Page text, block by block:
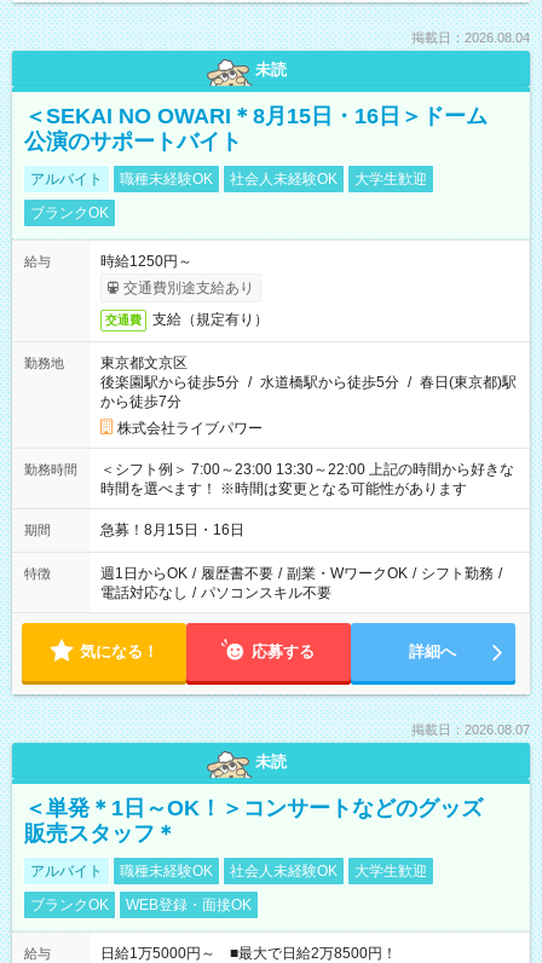
掲載日：2026.08.04
未読
＜SEKAI NO OWARI＊8月15日・16日＞ドーム
公演のサポートバイト
アルバイト 職種未経験OK 社会人未経験OK
大学生歓迎
ブランクOK
給与
時給1250円～
交通費別途支給あり
交通費 支給（規定有り）
勤務地
東京都文京区
後楽園駅から徒歩5分 / 水道橋駅から徒歩5分 / 春日(東京都)駅
から徒歩7分
株式会社ライブパワー
勤務時間
＜シフト例＞ 7:00～23:00 13:30～22:00 上記の時間から好きな
時間を選べます！ ※時間は変更となる可能性があります
期間 急募！8月15日・16日
特徴 週1日からOK / 履歴書不要 / 副業・WワークOK / シフト勤務 /
電話対応なし / パソコンスキル不要
気になる！ 応募する 詳細へ
掲載日：2026.08.07
未読
＜単発＊1日～OK！＞コンサートなどのグッズ
販売スタッフ＊
アルバイト 職種未経験OK 社会人未経験OK
大学生歓迎
ブランクOK
WEB登録・面接OK
給与 日給1万5000円～ ■最大で日給2万8500円！